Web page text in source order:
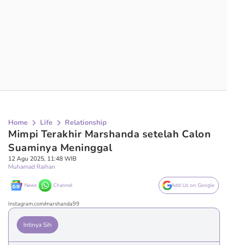
Home Life Relationship
Mimpi Terakhir Marshanda setelah Calon
Suaminya Meninggal
12 Agu 2025, 11:48 WIB
Muhamad Raihan
News Channel Add Us on Google
Instagram.com/marshanda99
Intinya Sih